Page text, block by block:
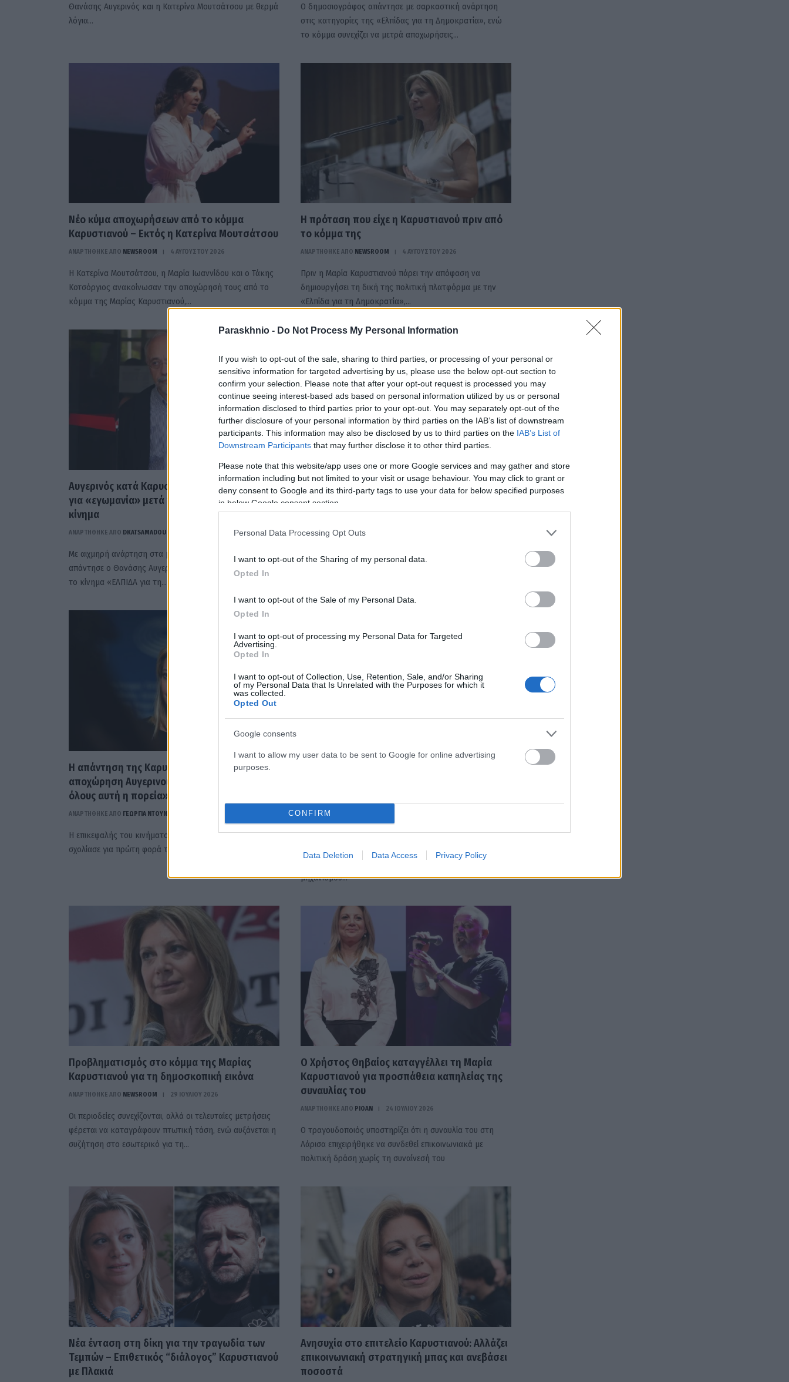
Paraskhnio - Do Not Process My Personal Information
If you wish to opt-out of the sale, sharing to third parties, or processing of your personal or
sensitive information for targeted advertising by us, please use the below opt-out section to
confirm your selection. Please note that after your opt-out request is processed you may
continue seeing interest-based ads based on personal information utilized by us or personal
information disclosed to third parties prior to your opt-out. You may separately opt-out of the
further disclosure of your personal information by third parties on the IAB’s list of downstream
participants. This information may also be disclosed by us to third parties on the IAB’s List of
Downstream Participants that may further disclose it to other third parties.
Please note that this website/app uses one or more Google services and may gather and store
information including but not limited to your visit or usage behaviour. You may click to grant or
deny consent to Google and its third-party tags to use your data for below specified purposes
in below Google consent section.
Personal Data Processing Opt Outs
I want to opt-out of the Sharing of my personal data.
Opted In
I want to opt-out of the Sale of my Personal Data.
Opted In
I want to opt-out of processing my Personal Data for Targeted
Advertising.
Opted In
I want to opt-out of Collection, Use, Retention, Sale, and/or Sharing
of my Personal Data that Is Unrelated with the Purposes for which it
was collected.
Opted Out
Google consents
I want to allow my user data to be sent to Google for online advertising
purposes.
CONFIRM
Data Deletion Data Access Privacy Policy
Θανάσης Αυγερινός και η Κατερίνα Μουτσάτσου με θερμά
λόγια…
Ο δημοσιογράφος απάντησε με σαρκαστική ανάρτηση
στις κατηγορίες της «Ελπίδας για τη Δημοκρατία», ενώ
το κόμμα συνεχίζει να μετρά αποχωρήσεις…
Νέο κύμα αποχωρήσεων από το κόμμα
Καρυστιανού – Εκτός η Κατερίνα Μουτσάτσου
ΑΝΑΡΤΗΘΗΚΕ ΑΠΟ NEWSROOM 4 ΑΥΓΟΎΣΤΟΥ 2026
Η Κατερίνα Μουτσάτσου, η Μαρία Ιωαννίδου και ο Τάκης
Κοτσόργιος ανακοίνωσαν την αποχώρησή τους από το
κόμμα της Μαρίας Καρυστιανού,…
Η πρόταση που είχε η Καρυστιανού πριν από
το κόμμα της
ΑΝΑΡΤΗΘΗΚΕ ΑΠΟ NEWSROOM 4 ΑΥΓΟΎΣΤΟΥ 2026
Πριν η Μαρία Καρυστιανού πάρει την απόφαση να
δημιουργήσει τη δική της πολιτική πλατφόρμα με την
«Ελπίδα για τη Δημοκρατία»,…
Αυγερινός κατά Καρυστιανού: Την κατηγορεί
για «εγωμανία» μετά τη διαγραφή του από το
κίνημα
ΑΝΑΡΤΗΘΗΚΕ ΑΠΟ DKATSAMADOU
Με αιχμηρή ανάρτηση στα μέσα κοινωνικής δικτύωσης
απάντησε ο Θανάσης Αυγερινός στη διαγραφή του από
το κίνημα «ΕΛΠΙΔΑ για τη…
Παρελθόν από το Κίνημα ο Αυγερινός: Τον
διέγραψε η Καρυστιανού – «Οι δηλώσεις του
υπονομεύουν την ενότητα» υποστήριξε
ΑΝΑΡΤΗΘΗΚΕ ΑΠΟ DKATSAMADOU
Η Μαρία Καρυστιανού ανακοίνωσε τη διαγραφή του μέχρι
Η απάντηση της Καρυστιανού μετά την
αποχώρηση Αυγερινού: «Δεν ταιριάζει σε
όλους αυτή η πορεία» (video)
ΑΝΑΡΤΗΘΗΚΕ ΑΠΟ ΓΕΩΡΓΊΑ ΝΤΟΎΝΗ
Η επικεφαλής του κινήματος «Ελπίδα για τη Δημοκρατία»
σχολίασε για πρώτη φορά τις τελευταίες εξελίξεις.
ΑΝΑΡΤΗΘΗΚΕ ΑΠΟ
Παραμένει στο Πολιτικό Συμβούλιο – Ο γνωστός
δημοσιογράφος καταγγέλλει ότι πληροφορήθηκε εκ των
υστέρων για τη λειτουργία δεύτερου επικοινωνιακού
μηχανισμού…
Προβληματισμός στο κόμμα της Μαρίας
Καρυστιανού για τη δημοσκοπική εικόνα
ΑΝΑΡΤΗΘΗΚΕ ΑΠΟ NEWSROOM 29 ΙΟΥΛΊΟΥ 2026
Οι περιοδείες συνεχίζονται, αλλά οι τελευταίες μετρήσεις
φέρεται να καταγράφουν πτωτική τάση, ενώ αυξάνεται η
συζήτηση στο εσωτερικό για τη…
Ο Χρήστος Θηβαίος καταγγέλλει τη Μαρία
Καρυστιανού για προσπάθεια καπηλείας της
συναυλίας του
ΑΝΑΡΤΗΘΗΚΕ ΑΠΟ PIOAN 24 ΙΟΥΛΊΟΥ 2026
Ο τραγουδοποιός υποστηρίζει ότι η συναυλία του στη
Λάρισα επιχειρήθηκε να συνδεθεί επικοινωνιακά με
πολιτική δράση χωρίς τη συναίνεσή του
Νέα ένταση στη δίκη για την τραγωδία των
Τεμπών – Επιθετικός “διάλογος” Καρυστιανού
με Πλακιά
Ανησυχία στο επιτελείο Καρυστιανού: Αλλάζει
επικοινωνιακή στρατηγική μπας και ανεβάσει
ποσοστά